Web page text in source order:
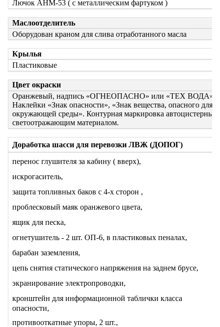
Лючок АНМ-53 ( с металлическим фартуком )
Маслоотделитель
Оборудован краном для слива отработанного масла
Крылья
Пластиковые
Цвет окраски
Оранжевый, надпись «ОГНЕОПАСНО» или «ТЕХ ВОДА»
Наклейки «Знак опасности», «Знак вещества, опасного для
окружающей среды». Контурная маркировка автоцистерны
светоотражающим материалом.
Доработка шасси для перевозки ЛВЖ (ДОПОГ)
перенос глушителя за кабину ( вверх),
искрогаситель,
защита топливных баков с 4-х сторон ,
проблесковый маяк оранжевого цвета,
ящик для песка,
огнетушитель - 2 шт. ОП-6, в пластиковых пеналах,
барабан заземления,
цепь снятия статического напряжения на заднем брусе,
экранирование электропроводки,
кронштейн для информационной таблички класса
опасности,
противооткатные упоры, 2 шт.,